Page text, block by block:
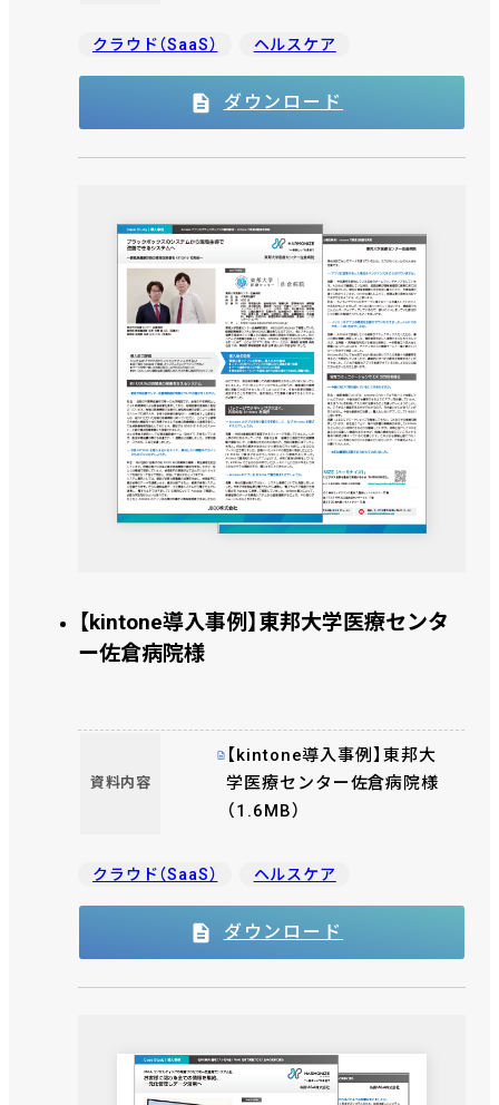
クラウド（SaaS） ヘルスケア
ダウンロード
【kintone導入事例】東邦大学医療センタ
ー佐倉病院様
資料内容
【kintone導入事例】東邦大
学医療センター佐倉病院様
（1.6MB）
クラウド（SaaS） ヘルスケア
ダウンロード